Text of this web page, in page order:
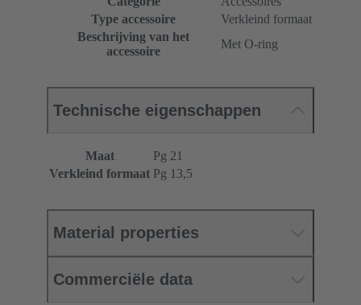
Type accessoire
Verkleind formaat
Beschrijving van het
accessoire
Met O-ring
Technische eigenschappen
Maat
Pg 21
Verkleind formaat Pg 13,5
Material properties
Commerciële data